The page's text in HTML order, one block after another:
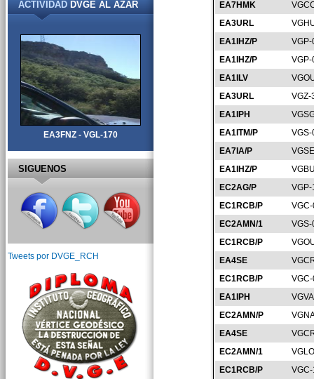
EA7HMK
EA3URL
EA1IHZ/P
EA1IHZ/P
EA1ILV
EA3URL
VGZ-
EA1IPH
EA1ITM/P
EA7IA/P
EA1IHZ/P
EC2AG/P
EC1RCB/P
EC2AMN/1
EC1RCB/P
EA4SE
EC1RCB/P
EA1IPH
EC2AMN/P
EA4SE
EC2AMN/1
EC1RCB/P
ACTIVIDADDVGE AL AZAR
EA3FNZ - VGL-170
SIGUENOS
Tweets por DVGE_RCH